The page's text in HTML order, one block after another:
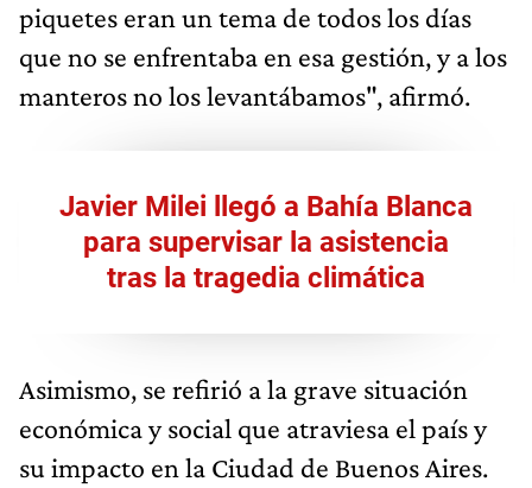
piquetes eran un tema de todos los días
que no se enfrentaba en esa gestión, y a los
manteros no los levantábamos", afirmó.
Javier Milei llegó a Bahía Blanca
para supervisar la asistencia
tras la tragedia climática
Asimismo, se refirió a la grave situación
económica y social que atraviesa el país y
su impacto en la Ciudad de Buenos Aires.